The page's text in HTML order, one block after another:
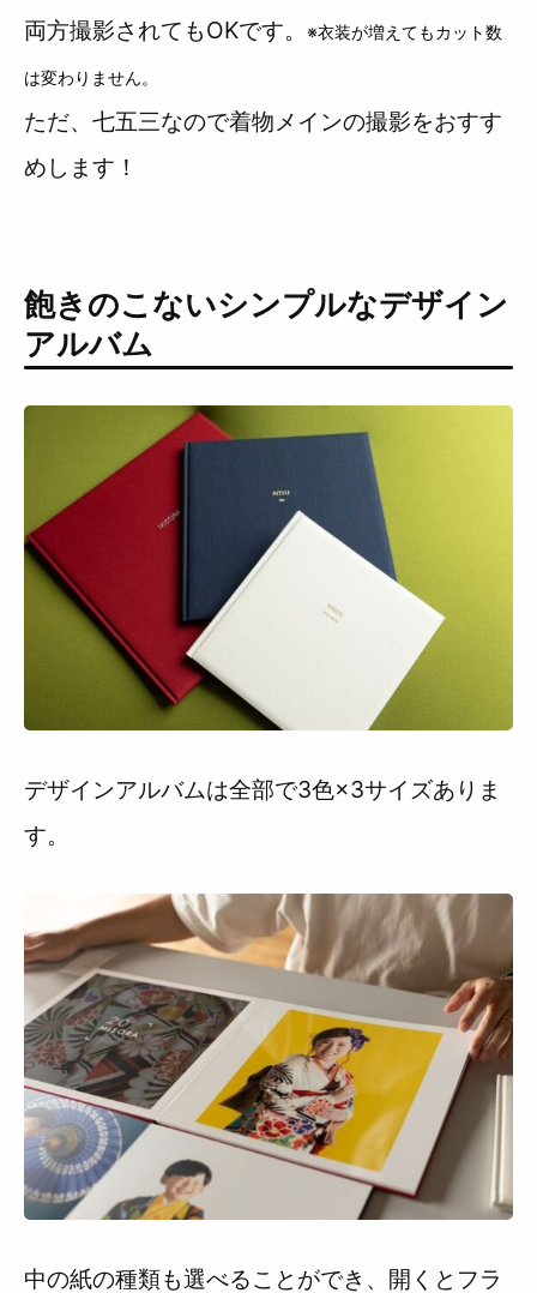
両方撮影されてもOKです。
※衣装が増えてもカット数
は変わりません。
ただ、七五三なので着物メインの撮影をおすす
めします！
飽きのこないシンプルなデザイン
アルバム
デザインアルバムは全部で3色×3サイズありま
す。
中の紙の種類も選べることができ、開くとフラ